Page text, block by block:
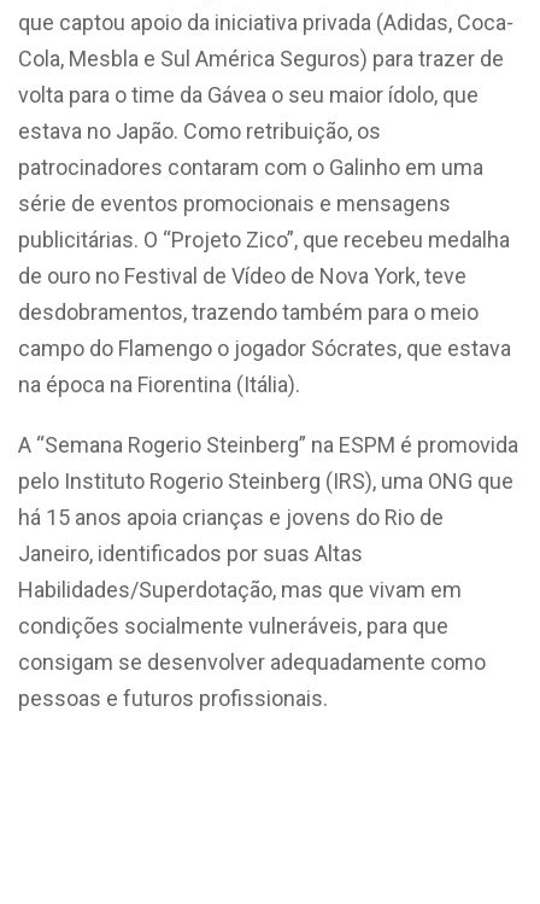
que captou apoio da iniciativa privada (Adidas, Coca-
Cola, Mesbla e Sul América Seguros) para trazer de
volta para o time da Gávea o seu maior ídolo, que
estava no Japão. Como retribuição, os
patrocinadores contaram com o Galinho em uma
série de eventos promocionais e mensagens
publicitárias. O “Projeto Zico”, que recebeu medalha
de ouro no Festival de Vídeo de Nova York, teve
desdobramentos, trazendo também para o meio
campo do Flamengo o jogador Sócrates, que estava
na época na Fiorentina (Itália).
A “Semana Rogerio Steinberg” na ESPM é promovida
pelo Instituto Rogerio Steinberg (IRS), uma ONG que
há 15 anos apoia crianças e jovens do Rio de
Janeiro, identificados por suas Altas
Habilidades/Superdotação, mas que vivam em
condições socialmente vulneráveis, para que
consigam se desenvolver adequadamente como
pessoas e futuros profissionais.